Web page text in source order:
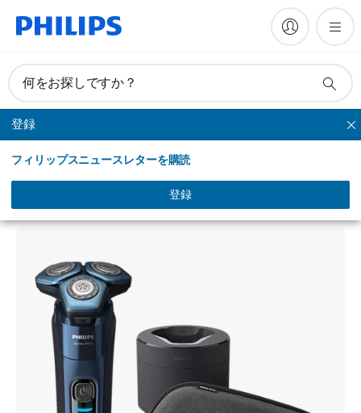
何をお探しですか？
登録
フィリップスニュースレターを購読
登録
シリーズシェーバー
ウェット＆ドライ電気シェーバー